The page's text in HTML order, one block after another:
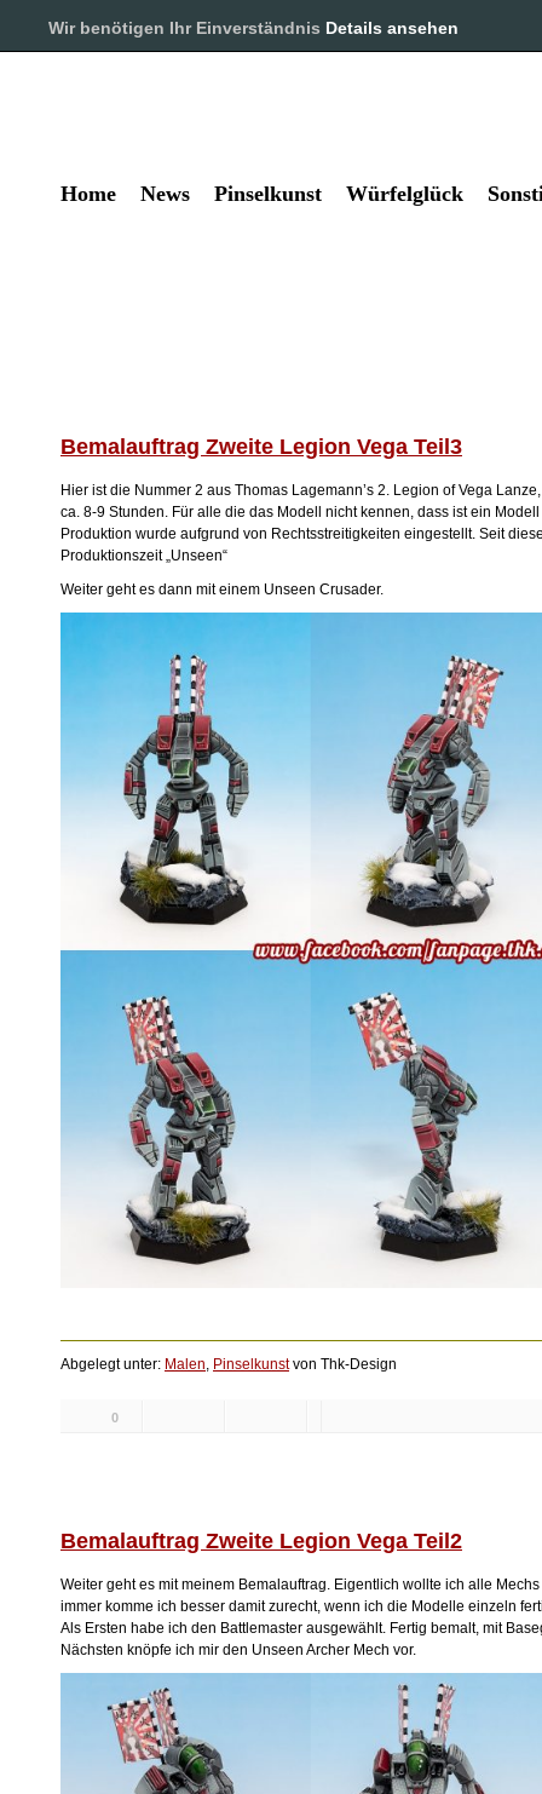
Pinselkunst und Würfelglück –
Alles rund um das Hobby
Home News Pinselkunst Würfelglück
Bemalauftrag Zweite Legion Vega Teil3
Hier ist die Nummer 2 aus Thomas Lagemann’s 2. Legion of Vega
ca. 8-9 Stunden. Für alle die das Modell nicht kennen, dass ist ein
Produktion wurde aufgrund von Rechtsstreitigkeiten eingestellt. Seit
Produktionszeit „Unseen“
Weiter geht es dann mit einem Unseen Crusader.
Abgelegt unter: Malen, Pinselkunstvon Thk-Design
0
Bemalauftrag Zweite Legion Vega Teil2
Weiter geht es mit meinem Bemalauftrag. Eigentlich wollte ich alle
immer komme ich besser damit zurecht, wenn ich die Modelle einzeln
Als Ersten habe ich den Battlemaster ausgewählt. Fertig bemalt, mit
Nächsten knöpfe ich mir den Unseen Archer Mech vor.
Wir benötigen Ihr Einverständnis Details ansehen